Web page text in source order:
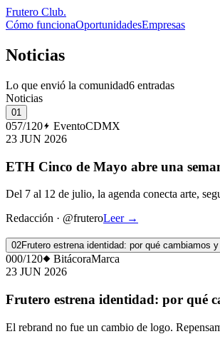
Frutero Club.
Cómo funcionaOportunidadesEmpresas
Noticias
Lo que envió la comunidad6 entradas
Noticias
01
057/120 EventoCDMX
23 JUN 2026
ETH Cinco de Mayo abre una
Del 7 al 12 de julio, la agenda conecta arte,
Redacción · @fruteroLeer→
02Frutero estrena identidad: por qué cambiamos
000/120 BitácoraMarca
23 JUN 2026
Frutero estrena identidad: por qué
El rebrand no fue un cambio de logo.